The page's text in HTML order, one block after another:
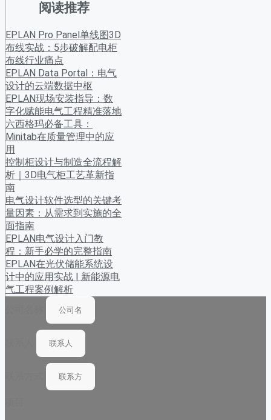
阅读推荐
EPLAN Pro Panel单线图3D
布线实战：5步破解配电柜
布线行业痛点
EPLAN Data Portal：电气
设计的云端数据中枢
EPLAN现场安装指导：数
字化赋能电气工程精准落地
六西格玛必备工具：
Minitab在质量管理中的应
用
控制柜设计与制造全流程解
析｜3D电气柜工艺革新指
南
电气设计软件选型的关键考
量因素：从需求到实施的全
面指南
EPLAN电气设计入门教
程：新手必学的完整指南
EPLAN在光伏储能系统设
计中的应用实战 | 新能源电
气工程案例解析